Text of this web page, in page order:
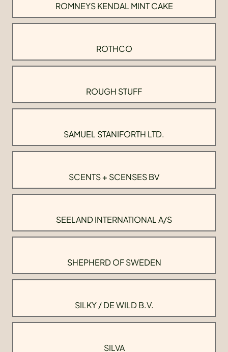
ROMNEYS KENDAL MINT CAKE
ROTHCO
ROUGH STUFF
SAMUEL STANIFORTH LTD.
SCENTS + SCENSES BV
SEELAND INTERNATIONAL A/S
SHEPHERD OF SWEDEN
SILKY / DE WILD B.V.
SILVA